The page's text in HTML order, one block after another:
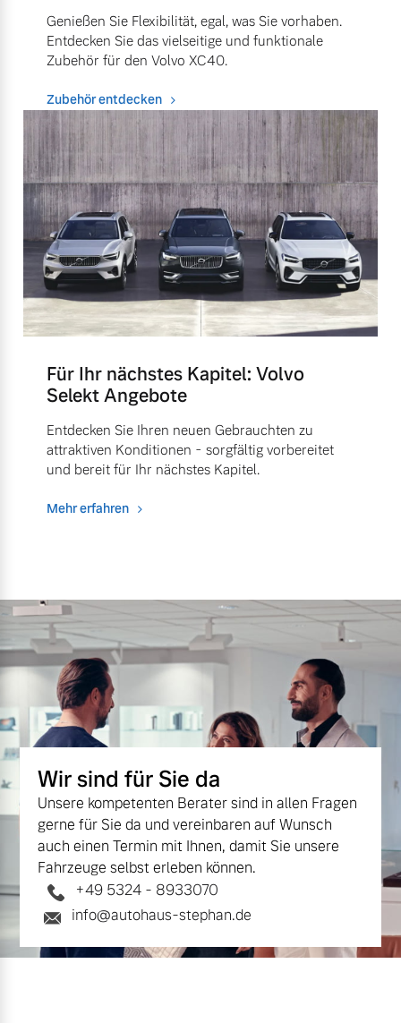
Genießen Sie Flexibilität, egal, was Sie vorhaben.
Entdecken Sie das vielseitige und funktionale
Zubehör für den Volvo XC40.
Zubehör entdecken
Für Ihr nächstes Kapitel: Volvo
Selekt Angebote
Entdecken Sie Ihren neuen Gebrauchten zu
attraktiven Konditionen - sorgfältig vorbereitet
und bereit für Ihr nächstes Kapitel.
Mehr erfahren
Wir sind für Sie da
Unsere kompetenten Berater sind in allen Fragen
gerne für Sie da und vereinbaren auf Wunsch
auch einen Termin mit Ihnen, damit Sie unsere
Fahrzeuge selbst erleben können.
+49 5324 - 8933070
info@autohaus-stephan.de